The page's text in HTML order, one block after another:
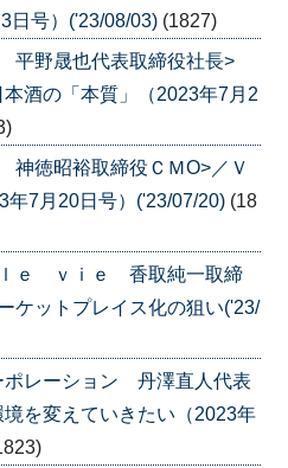
日号）('23/08/03) (1827)
平野晟也代表取締役社長>
酒の「本質」（2023年7月2
徳昭裕取締役ＣＭО>／Ｖ
年7月20日号）('23/07/20) (18
ｅ ｖｉｅ 香取純一取締
ケットプレイス化の狙い('23/
ポレーション 丹澤直人代表
を変えていきたい（2023年